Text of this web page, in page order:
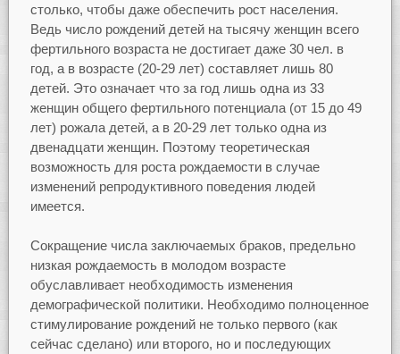
столько, чтобы даже обеспечить рост населения.
Ведь число рождений детей на тысячу женщин всего
фертильного возраста не достигает даже 30 чел. в
год, а в возрасте (20-29 лет) составляет лишь 80
детей. Это означает что за год лишь одна из 33
женщин общего фертильного потенциала (от 15 до 49
лет) рожала детей, а в 20-29 лет только одна из
двенадцати женщин. Поэтому теоретическая
возможность для роста рождаемости в случае
изменений репродуктивного поведения людей
имеется.
Сокращение числа заключаемых браков, предельно
низкая рождаемость в молодом возрасте
обуславливает необходимость изменения
демографической политики. Необходимо полноценное
стимулирование рождений не только первого (как
сейчас сделано) или второго, но и последующих